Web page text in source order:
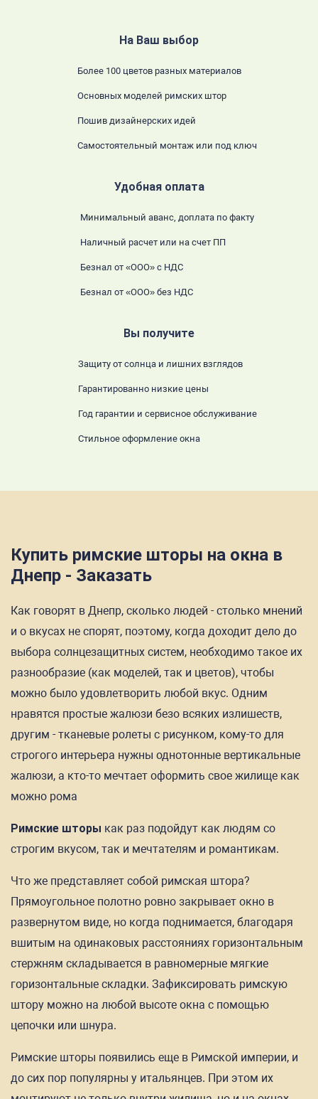
На Ваш выбор
Более 100 цветов разных материалов
Основных моделей римских штор
Пошив дизайнерских идей
Самостоятельный монтаж или под ключ
Удобная оплата
Минимальный аванс, доплата по факту
Наличный расчет или на счет ПП
Безнал от «ООО» с НДС
Безнал от «ООО» без НДС
Вы получите
Защиту от солнца и лишних взглядов
Гарантированно низкие цены
Год гарантии и сервисное обслуживание
Стильное оформление окна
Купить римские шторы на окна в
Днепр - Заказать
Как говорят в Днепр, сколько людей - столько мнений
и о вкусах не спорят, поэтому, когда доходит дело до
выбора солнцезащитных систем, необходимо такое их
разнообразие (как моделей, так и цветов), чтобы
можно было удовлетворить любой вкус. Одним
нравятся простые жалюзи безо всяких излишеств,
другим - тканевые ролеты с рисунком, кому-то для
строгого интерьера нужны однотонные вертикальные
жалюзи, а кто-то мечтает оформить свое жилище как
можно рома
Римские шторы как раз подойдут как людям со
строгим вкусом, так и мечтателям и романтикам.
Что же представляет собой римская штора?
Прямоугольное полотно ровно закрывает окно в
развернутом виде, но когда поднимается, благодаря
вшитым на одинаковых расстояниях горизонтальным
стержням складывается в равномерные мягкие
горизонтальные складки. Зафиксировать римскую
штору можно на любой высоте окна с помощью
цепочки или шнура.
Римские шторы появились еще в Римской империи, и
до сих пор популярны у итальянцев. При этом их